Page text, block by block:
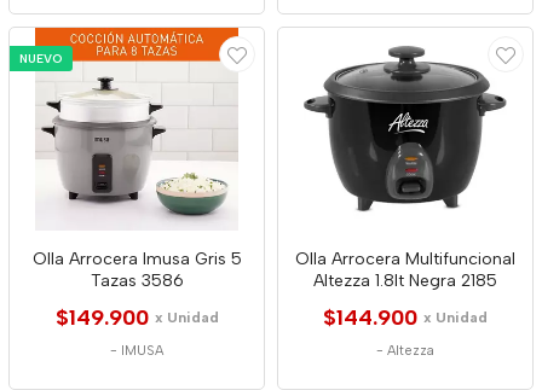
NUEVO
Olla Arrocera Imusa Gris 5
Tazas 3586
$149.900 x Unidad
- IMUSA
Olla Arrocera Multifuncional
Altezza 1.8lt Negra 2185
$144.900 x Unidad
- Altezza